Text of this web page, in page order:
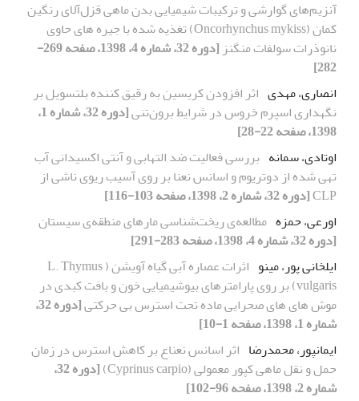
آنزیم‌های گوارشی و ترکیبات شیمیایی بدن ماهی قزل‌آلای رنگین
کمان (Oncorhynchus mykiss) تغذیه شده با جیره های حاوی
نانوذرات سولفات منگنز
[دوره 32، شماره 4، 1398، صفحه 269-
282]
انصاری، مهدی اثر افزودن کریسین به رقیق کننده بلتسویل بر
نگهداری اسپرم خروس در شرایط برون‌تنی
[دوره 32، شماره 1،
1398، صفحه 22-28]
اوتادی، سمانه بررسی فعالیت ضد التهابی و آنتی اکسیدانی آب
تهی شده از دوتریوم و اسانس نعنا بر روی آسیب ریوی ناشی از
CLP[دوره 32، شماره 2، 1398، صفحه 103-116]
اورعی، حمزه مطالعه‌ی ریخت‌شناسی مارهای منطقه‌ی سیستان
[دوره 32، شماره 4، 1398، صفحه 283-291]
ایلخانی پور، مینو
اثرات عصاره آبی گیاه آویشن ( L. Thymus
vulgaris) بر روی پارامترهای بیوشیمیایی خون و بافت کبدی در
موش های های صحرایی ماده تحت استرس بی حرکتی
[دوره 32،
شماره 1، 1398، صفحه 1-10]
ایمانپور، محمدرضا اثر اسانس نعناع بر کاهش استرس در زمان
حمل و نقل ماهی کپور معمولی (Cyprinus carpio)
[دوره 32،
شماره 2، 1398، صفحه 96-102]